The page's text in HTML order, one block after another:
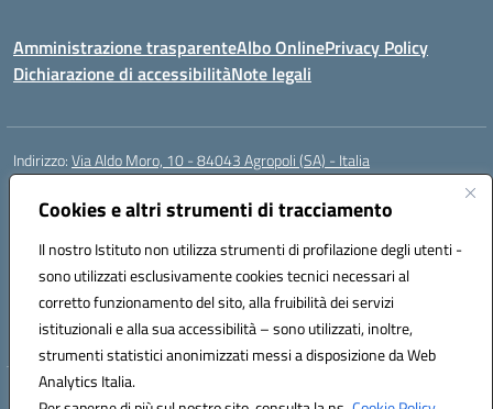
Cookies e altri strumenti di tracciamento
Il nostro Istituto non utilizza strumenti di profilazione degli utenti -
sono utilizzati esclusivamente cookies tecnici necessari al
corretto funzionamento del sito, alla fruibilità dei servizi
istituzionali e alla sua accessibilità – sono utilizzati, inoltre,
strumenti statistici anonimizzati messi a disposizione da Web
Analytics Italia.
Amministrazione trasparenteAlbo OnlinePrivacy Policy
Dichiarazione di accessibilitàNote legali
Indirizzo:Via Aldo Moro, 10 - 84043 Agropoli (SA) - Italia
Centralino:
Posta elettronica certificata (PEC):saic8at00d@pec.istruzione.it
Codice fiscale: 90009620650
Codice meccanografico:SAIC8AT00D
Codice Indice delle Pubbliche Amministrazioni (IPA): istsc_saic8at00d
Codice unico di fatturazione (CUF): UF1K7E
Hosting & Powered by 3D Solution S.r.l.